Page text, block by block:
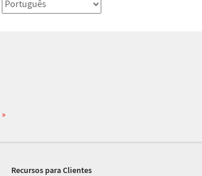
Recursos para Clientes